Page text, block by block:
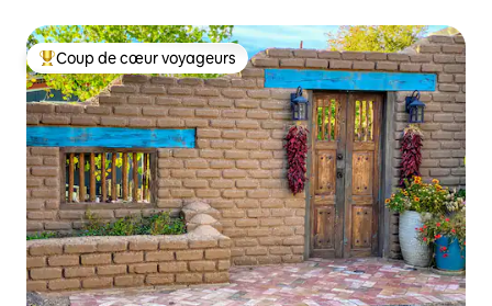
Coups de cœur voyageurs les plus appréciés
Coup de cœur voyageurs